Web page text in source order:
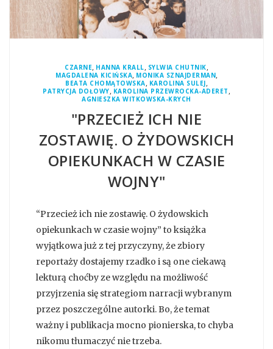
CZARNE, HANNA KRALL, SYLWIA CHUTNIK,
MAGDALENA KICIŃSKA, MONIKA SZNAJDERMAN,
BEATA CHOMĄTOWSKA, KAROLINA SULEJ,
PATRYCJA DOŁOWY, KAROLINA PRZEWROCKA-ADERET,
AGNIESZKA WITKOWSKA-KRYCH
"PRZECIEŻ ICH NIE
ZOSTAWIĘ. O ŻYDOWSKICH
OPIEKUNKACH W CZASIE
WOJNY"
“Przecież ich nie zostawię. O żydowskich
opiekunkach w czasie wojny” to książka
wyjątkowa już z tej przyczyny, że zbiory
reportaży dostajemy rzadko i są one ciekawą
lekturą choćby ze względu na możliwość
przyjrzenia się strategiom narracji wybranym
przez poszczególne autorki. Bo, że temat
ważny i publikacja mocno pionierska, to chyba
nikomu tłumaczyć nie trzeba.